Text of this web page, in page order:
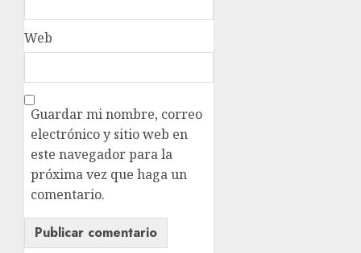
Web
Guardar mi nombre, correo
electrónico y sitio web en
este navegador para la
próxima vez que haga un
comentario.